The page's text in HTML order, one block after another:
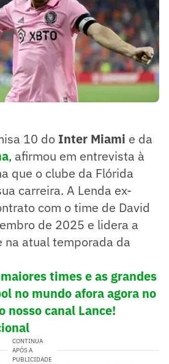
10 do Inter Miami e da
, afirmou em entrevista à
que o clube da Flórida
carreira. A Lenda ex-
com o time de David
de 2025 e lidera a
na atual temporada da
times e as grandes
no mundo afora agora no
nosso canal Lance!
CONTINUA
APÓS A
PUBLICIDADE